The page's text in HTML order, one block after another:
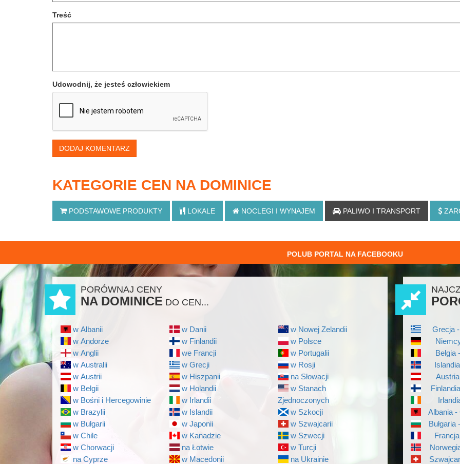
Treść
Udowodnij, że jesteś człowiekiem
DODAJ KOMENTARZ
KATEGORIE CEN NA DOMINICE
PODSTAWOWE PRODUKTY LOKALE NOCLEGI I WYNAJEM PALIWO I TRANSPORT
POLUB PORTAL NA FACEBOOKU
PORÓWNAJ CENY
NA DOMINICE DO CEN...
w Albanii
w Andorze
w Anglii
w Australii
w Austrii
w Belgii
w Bośni i Hercegowinie
w Brazylii
w Bułgarii
w Chile
w Chorwacji
na Cyprze
w Danii
w Finlandii
we Francji
w Grecji
w Hiszpanii
w Holandii
w Irlandii
w Islandii
w Japonii
w Kanadzie
na Łotwie
w Macedonii
w Nowej Zelandii
w Polsce
w Portugalii
w Rosji
na Słowacji
w Stanach
Zjednoczonych
w Szkocji
w Szwajcarii
w Szwecji
w Turcji
na Ukrainie
Grecja
Belgia
Albania -
Bułgaria